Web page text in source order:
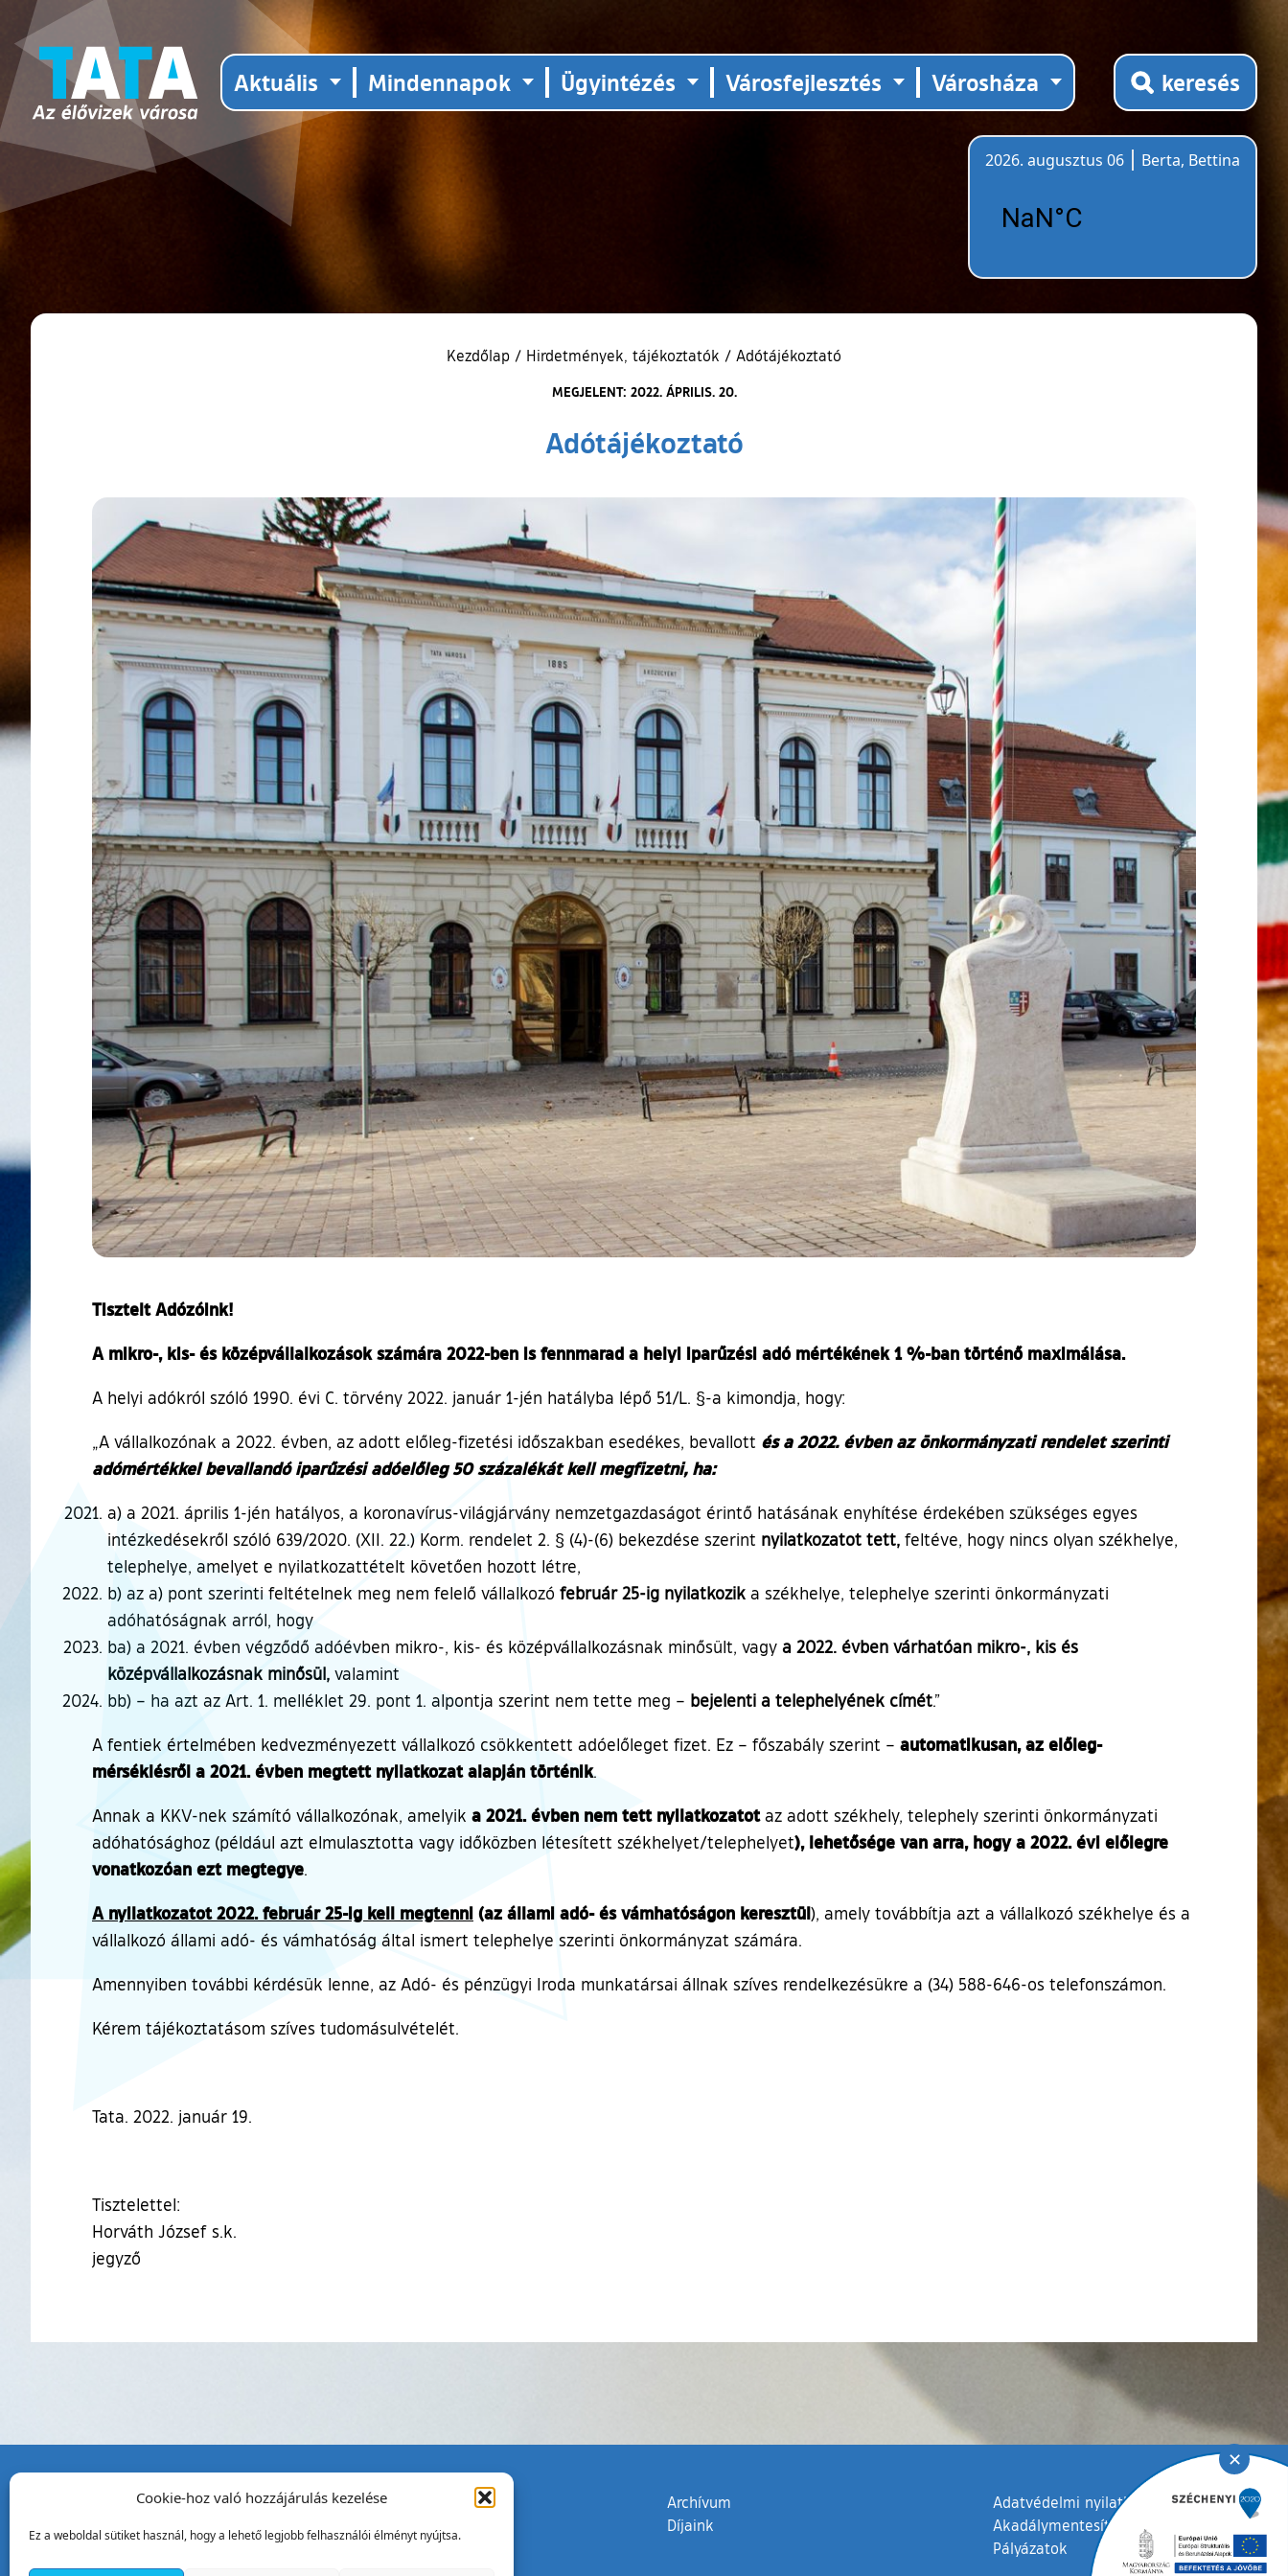
Cookie-hoz való hozzájárulás kezelése
Ez a weboldal sütiket használ, hogy a lehető legjobb felhasználói élményt nyújtsa.
Aktuális Mindennapok Ügyintézés Városfejlesztés Városháza keresés
2026. augusztus 06
Berta, Bettina
Kezdőlap / Hirdetmények, tájékoztatók / Adótájékoztató
MEGJELENT: 2022. ÁPRILIS. 20.
Adótájékoztató
Tisztelt Adózóink!
A mikro-, kis- és középvállalkozások számára 2022-ben is fennmarad a helyi iparűzési adó mértékének 1 %-ban történő maximálása.
A helyi adókról szóló 1990. évi C. törvény 2022. január 1-jén hatályba lépő 51/L. §-a kimondja, hogy:
„A vállalkozónak a 2022. évben, az adott előleg-fizetési időszakban esedékes, bevallott és a 2022. évben az önkormányzati rendelet szerinti
adómértékkel bevallandó iparűzési adóelőleg 50 százalékát kell megfizetni, ha:
a) a 2021. április 1-jén hatályos, a koronavírus-világjárvány nemzetgazdaságot érintő hatásának enyhítése érdekében szükséges egyes
intézkedésekről szóló 639/2020. (XII. 22.) Korm. rendelet 2. § (4)-(6) bekezdése szerint nyilatkozatot tett, feltéve, hogy nincs olyan székhelye,
telephelye, amelyet e nyilatkozattételt követően hozott létre,
b) az a) pont szerinti feltételnek meg nem felelő vállalkozó február 25-ig nyilatkozik a székhelye, telephelye szerinti önkormányzati
adóhatóságnak arról, hogy
ba) a 2021. évben végződő adóévben mikro-, kis- és középvállalkozásnak minősült, vagy a 2022. évben várhatóan mikro-, kis és
középvállalkozásnak minősül, valamint
bb) – ha azt az Art. 1. melléklet 29. pont 1. alpontja szerint nem tette meg – bejelenti a telephelyének címét.”
A fentiek értelmében kedvezményezett vállalkozó csökkentett adóelőleget fizet. Ez – főszabály szerint – automatikusan, az előleg-
mérséklésről a 2021. évben megtett nyilatkozat alapján történik.
Annak a KKV-nek számító vállalkozónak, amelyik a 2021. évben nem tett nyilatkozatotaz adott székhely, telephely szerinti önkormányzati
adóhatósághoz (például azt elmulasztotta vagy időközben létesített székhelyet/telephelyet), lehetősége van arra, hogy a 2022. évi előlegre
vonatkozóan ezt megtegye.
A nyilatkozatot 2022. február 25-ig kell megtenni (az állami adó- és vámhatóságon keresztül), amely továbbítja azt a vállalkozó székhelye és a
vállalkozó állami adó- és vámhatóság által ismert telephelye szerinti önkormányzat számára.
Amennyiben további kérdésük lenne, az Adó- és pénzügyi Iroda munkatársai állnak szíves rendelkezésükre a (34) 588-646-os telefonszámon.
Kérem tájékoztatásom szíves tudomásulvételét.
Tata. 2022. január 19.
Tisztelettel:
Horváth József s.k.
jegyző
Tata Város Önkormányzata
2890 Tata, Kossuth tér 1.
Archívum
Díjaink
Adatvédelmi nyilatkozat
Akadálymentesítési nyilatkozat
Pályázatok
✕